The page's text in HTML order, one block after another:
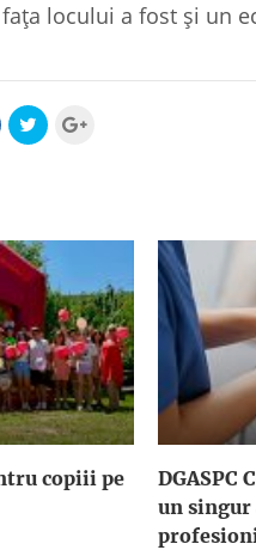
locului a fost și un
copiii pe
DGASPC
un singur